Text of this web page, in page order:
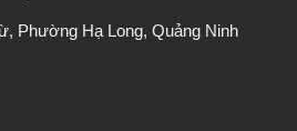
Phường Hạ Long, Quảng Ninh